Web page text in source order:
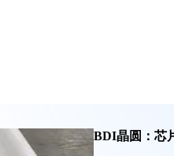
BDI晶圆：芯